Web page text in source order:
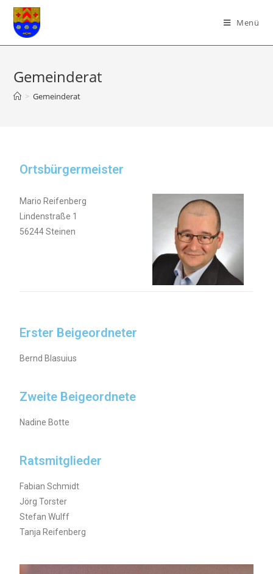
Menü
Gemeinderat
> Gemeinderat
Ortsbürgermeister
Mario Reifenberg
Lindenstraße 1
56244 Steinen
Erster Beigeordneter
Bernd Blasuius
Zweite Beigeordnete
Nadine Botte
Ratsmitglieder
Fabian Schmidt
Jörg Torster
Stefan Wulff
Tanja Reifenberg